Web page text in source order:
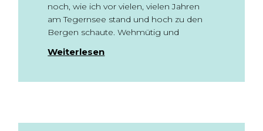
noch, wie ich vor vielen, vielen Jahren
am Tegernsee stand und hoch zu den
Bergen schaute. Wehmütig und
Weiterlesen